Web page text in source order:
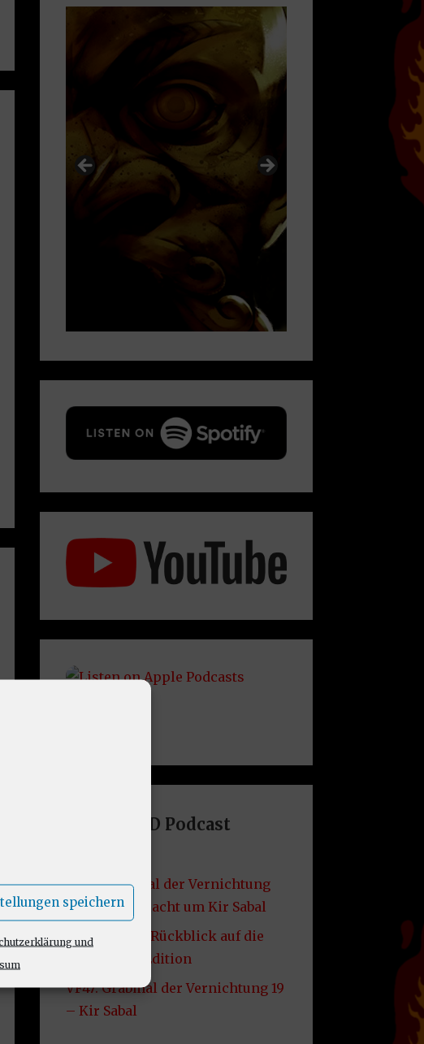
speichern
und
Letzte DND Podcast
VF49: Grabmal der Vernichtung
20 – Die Schlacht um Kir Sabal
VF48: Lore – Rückblick auf die
2014er D&D Edition
VF47: Grabmal der Vernichtung 19
– Kir Sabal